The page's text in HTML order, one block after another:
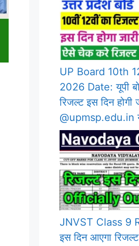
UP Board 10th
2026 Date: यूपी
रिजल्ट इस दिन होगी
@upmsp.edu.in
JNVST Class 9
इस दिन आएगा रिजल्ट